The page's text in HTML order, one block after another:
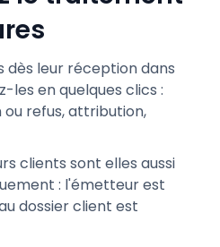
dès leur réception dans
en quelques clics :
refus, attribution,
clients sont elles aussi
: l'émetteur est
dossier client est